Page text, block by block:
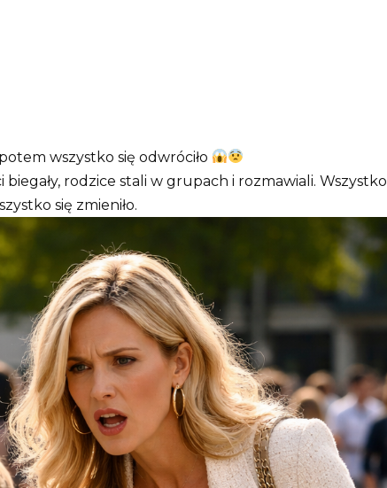
wszystko się odwróciło
rodzice stali w grupach i rozmawiali. Wszystko
się zmieniło.